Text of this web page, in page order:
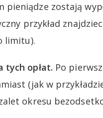
zostają
przykład
limitu).
tych opłat. Po
(jak w
okresu